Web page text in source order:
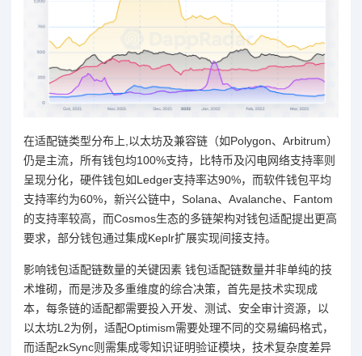
在适配链类型分布上,以太坊及兼容链（如Polygon、Arbitrum）
仍是主流，所有钱包均100%支持，比特币及闪电网络支持率则
呈现分化，硬件钱包如Ledger支持率达90%，而软件钱包平均
支持率约为60%，新兴公链中，Solana、Avalanche、Fantom
的支持率较高，而Cosmos生态的多链架构对钱包适配提出更高
要求，部分钱包通过集成Keplr扩展实现间接支持。
影响钱包适配链数量的关键因素 钱包适配链数量并非单纯的技
术堆砌，而是涉及多重维度的综合决策，首先是技术实现成
本，每条链的适配都需要投入开发、测试、安全审计资源，以
以太坊L2为例，适配Optimism需要处理不同的交易编码格式，
而适配zkSync则需集成零知识证明验证模块，技术复杂度差异